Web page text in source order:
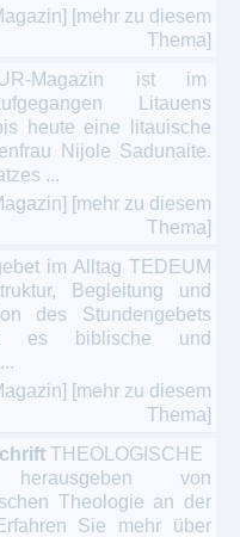
[mehr zu diesem
Thema]
Magazin ist im
Litauens
heute eine litauische
Nijole Sadunaite.
...
[mehr zu diesem
Thema]
im Alltag TEDEUM
Begleitung und
des Stundengebets
es biblische und
[mehr zu diesem
Thema]
THEOLOGISCHE
herausgeben von
Theologie an der
Sie mehr über